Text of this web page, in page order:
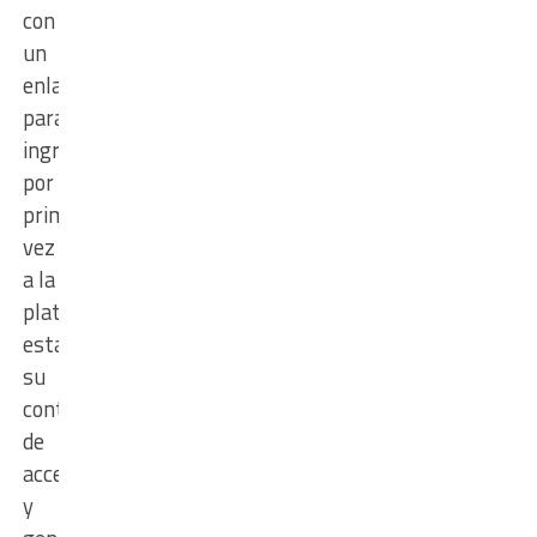
con
un
enlace
para
ingresar
por
primera
vez
a la
plataforma,
establecer
su
contraseña
de
acceso
y